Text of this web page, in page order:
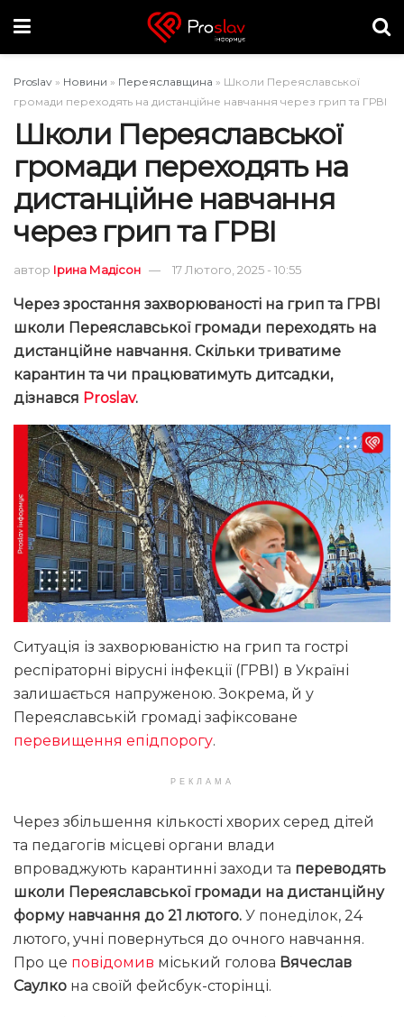
Proslav » Новини » Переяславщина » Школи Переяславської
громади переходять на дистанційне навчання через грип та ГРВІ
Школи Переяславської
громади переходять на
дистанційне навчання
через грип та ГРВІ
автор Ірина Мадісон 17 Лютого, 2025 - 10:55
Через зростання захворюваності на грип та ГРВІ
школи Переяславської громади переходять на
дистанційне навчання. Скільки триватиме
карантин та чи працюватимуть дитсадки,
дізнався Proslav.
Ситуація із захворюваністю на грип та гострі
респіраторні вірусні інфекції (ГРВІ) в Україні
залишається напруженою. Зокрема, й у
Переяславській громаді зафіксоване
перевищення епідпорогу.
РЕКЛАМА
Через збільшення кількості хворих серед дітей
та педагогів місцеві органи влади
впроваджують карантинні заходи та переводять
школи Переяславської громади на дистанційну
форму навчання до 21 лютого. У понеділок, 24
лютого, учні повернуться до очного навчання.
Про це повідомив міський голова Вячеслав
Саулко на своїй фейсбук-сторінці.